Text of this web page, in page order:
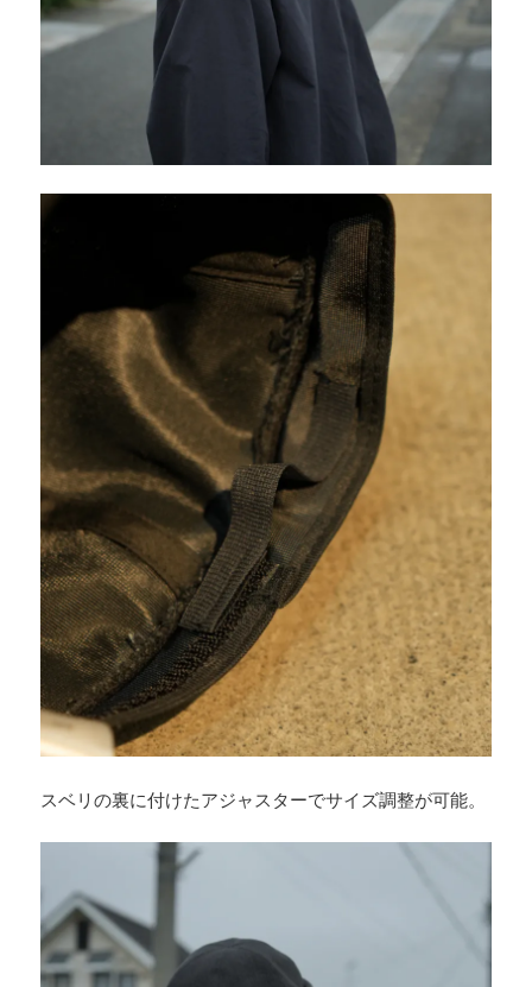
スベリの裏に付けたアジャスターでサイズ調整が可能。